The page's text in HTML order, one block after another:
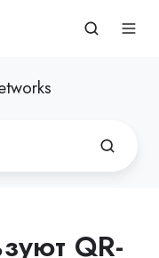
QR-